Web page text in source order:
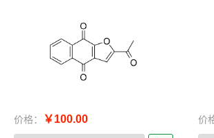
价格： ￥100.00 价